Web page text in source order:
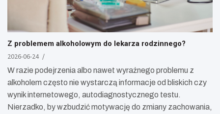
Z problemem alkoholowym do lekarza rodzinnego?
2026-06-24
W razie podejrzenia albo nawet wyraźnego problemu z
alkoholem często nie wystarczą informacje od bliskich czy
wynik internetowego, autodiagnostycznego testu.
Nierzadko, by wzbudzić motywację do zmiany zachowania,